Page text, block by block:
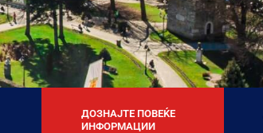
ДОЗНАЈТЕ ПОВЕЌЕ
ИНФОРМАЦИИ